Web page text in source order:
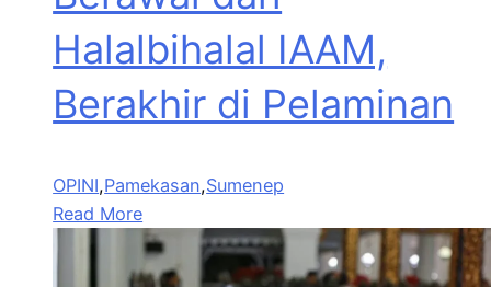
Halalbihalal IAAM,
Berakhir di Pelaminan
OPINI,Pamekasan,Sumenep
Read More